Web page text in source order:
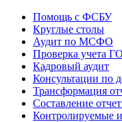
Помощь с ФСБУ
Круглые столы
Аудит по МСФО
Проверка учета
Кадровый аудит
Консультации по
Трансформация
Составление
Контролируемые